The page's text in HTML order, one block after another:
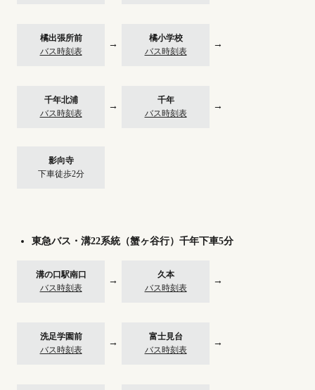
橘出張所前
バス時刻表
→
橘小学校
バス時刻表
→
千年北浦
バス時刻表
→
千年
バス時刻表
→
影向寺
下車徒歩2分
東急バス・溝22系統（蟹ヶ谷行）千年下車5分
溝の口駅南口
バス時刻表
→
久本
バス時刻表
→
洗足学園前
バス時刻表
→
富士見台
バス時刻表
→